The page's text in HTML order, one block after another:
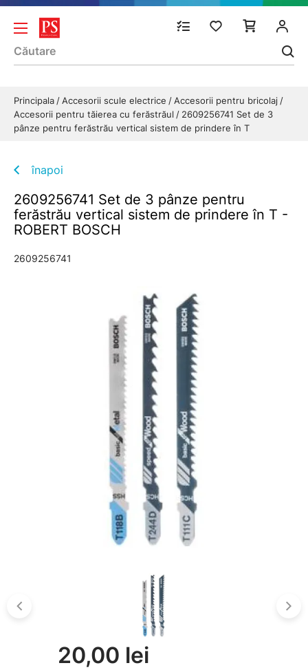
Principala Accesorii scule electrice
Accesorii pentru bricolaj
Accesorii pentru tăierea cu ferăstrăul
2609256741 Set de 3
pânze pentru ferăstrău vertical sistem de prindere în T
înapoi
2609256741 Set de 3 pânze pentru
ferăstrău vertical sistem de prindere în T -
ROBERT BOSCH
2609256741
20,00 lei